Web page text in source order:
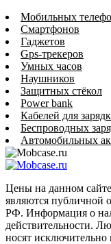
Мобильных
Смартфонов
Гаджетов
Gps-трекеров
Умных часов
Наушников
Защитных стёкол
Power bank
Кабелей для
Беспроводных
Автомобильных
Цены на данном
являются публичной
РФ. Информация о
действительности.
носят